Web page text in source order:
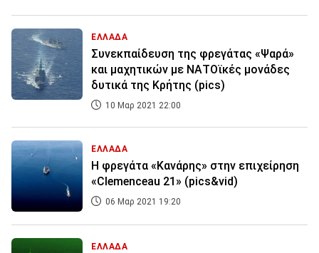
ΕΛΛΑΔΑ
Συνεκπαίδευση της φρεγάτας «Ψαρά»
και μαχητικών με ΝΑΤΟϊκές μονάδες
δυτικά της Κρήτης (pics)
10 Μαρ 2021 22:00
ΕΛΛΑΔΑ
Η φρεγάτα «Κανάρης» στην επιχείρηση
«Clemenceau 21» (pics&vid)
06 Μαρ 2021 19:20
ΕΛΛΑΔΑ